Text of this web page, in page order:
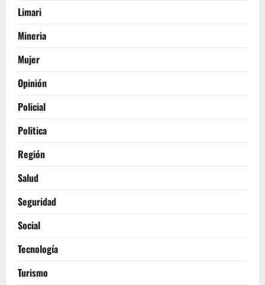
Limari
Mineria
Mujer
Opinión
Policial
Politica
Región
Salud
Seguridad
Social
Tecnología
Turismo